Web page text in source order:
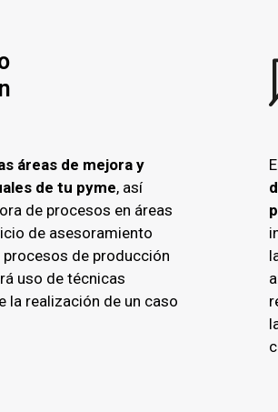
áreas de mejora y
de tu pyme, así
de procesos en áreas
de asesoramiento
de producción
uso de técnicas
la realización de un caso